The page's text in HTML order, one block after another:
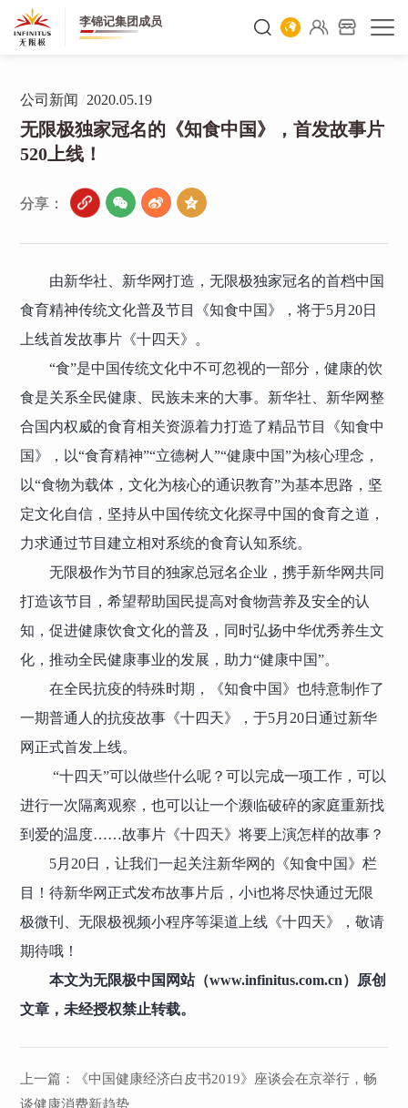
李锦记集团成员
公司新闻 /2020.05.19
无限极独家冠名的《知食中国》，首发故事片
520上线！
分享：
由新华社、新华网打造，无限极独家冠名的首档中国
食育精神传统文化普及节目《知食中国》，将于5月20日
上线首发故事片《十四天》。
“食”是中国传统文化中不可忽视的一部分，健康的饮
食是关系全民健康、民族未来的大事。新华社、新华网整
合国内权威的食育相关资源着力打造了精品节目《知食中
国》，以“食育精神”“立德树人”“健康中国”为核心理念，
以“食物为载体，文化为核心的通识教育”为基本思路，坚
定文化自信，坚持从中国传统文化探寻中国的食育之道，
力求通过节目建立相对系统的食育认知系统。
无限极作为节目的独家总冠名企业，携手新华网共同
打造该节目，希望帮助国民提高对食物营养及安全的认
知，促进健康饮食文化的普及，同时弘扬中华优秀养生文
化，推动全民健康事业的发展，助力“健康中国”。
在全民抗疫的特殊时期，《知食中国》也特意制作了
一期普通人的抗疫故事《十四天》，于5月20日通过新华
网正式首发上线。
“十四天”可以做些什么呢？可以完成一项工作，可以
进行一次隔离观察，也可以让一个濒临破碎的家庭重新找
到爱的温度……故事片《十四天》将要上演怎样的故事？
5月20日，让我们一起关注新华网的《知食中国》栏
目！待新华网正式发布故事片后，小i也将尽快通过无限
极微刊、无限极视频小程序等渠道上线《十四天》，敬请
期待哦！
本文为无限极中国网站（www.infinitus.com.cn）原创
文章，未经授权禁止转载。
上一篇：
《中国健康经济白皮书2019》座谈会在京举行，畅
谈健康消费新趋势